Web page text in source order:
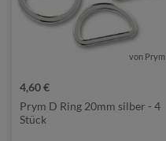
von Prym
4,60 €
Prym D Ring 20mm silber - 4
Stück